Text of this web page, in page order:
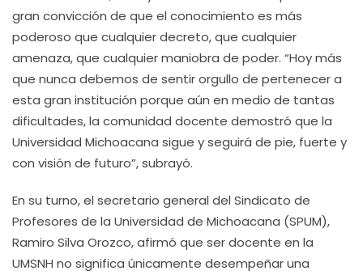
gran convicción de que el conocimiento es más
poderoso que cualquier decreto, que cualquier
amenaza, que cualquier maniobra de poder. “Hoy más
que nunca debemos de sentir orgullo de pertenecer a
esta gran institución porque aún en medio de tantas
dificultades, la comunidad docente demostró que la
Universidad Michoacana sigue y seguirá de pie, fuerte y
con visión de futuro”, subrayó.
En su turno, el secretario general del Sindicato de
Profesores de la Universidad de Michoacana (SPUM),
Ramiro Silva Orozco, afirmó que ser docente en la
UMSNH no significa únicamente desempeñar una